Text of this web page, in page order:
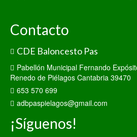
Contacto
CDE Baloncesto Pas
Pabellón Municipal Fernando
Renedo de Piélagos Cantabria 39470
653 570 699
adbpaspielagos@gmail.com
¡Síguenos!